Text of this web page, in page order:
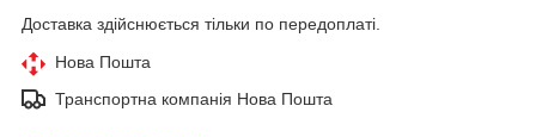
Доставка здійснюється тільки по передоплаті.
Нова Пошта
Транспортна компанія Нова Пошта